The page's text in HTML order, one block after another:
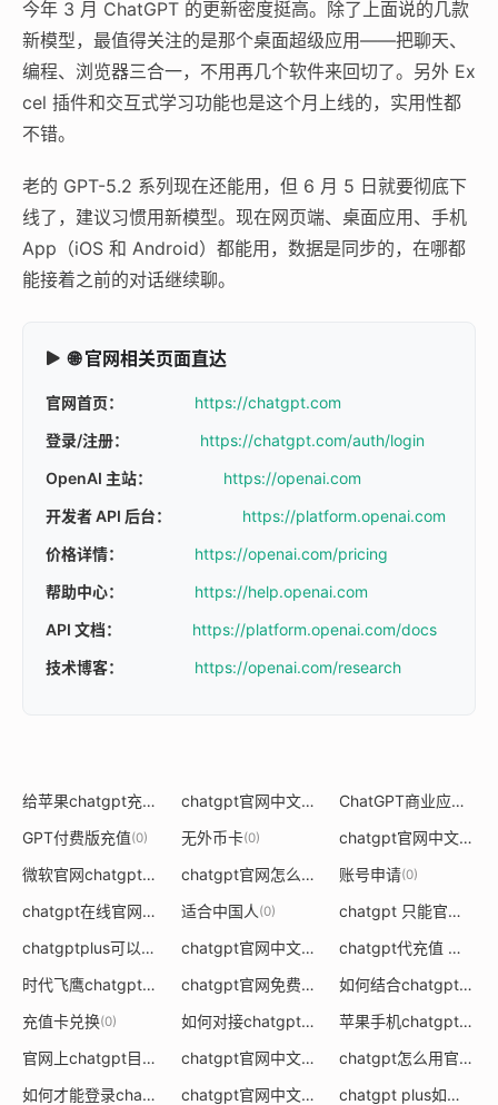
今年 3 月 ChatGPT 的更新密度挺高。除了上面说的几款
新模型，最值得关注的是那个桌面超级应用——把聊天、
编程、浏览器三合一，不用再几个软件来回切了。另外 Ex
cel 插件和交互式学习功能也是这个月上线的，实用性都
不错。
老的 GPT-5.2 系列现在还能用，但 6 月 5 日就要彻底下
线了，建议习惯用新模型。现在网页端、桌面应用、手机
App（iOS 和 Android）都能用，数据是同步的，在哪都
能接着之前的对话继续聊。
🌐 官网相关页面直达
官网首页：
https://chatgpt.com
登录/注册：
https://chatgpt.com/auth/login
OpenAI 主站：
https://openai.com
开发者 API 后台：
https://platform.openai.com
价格详情：
https://openai.com/pricing
帮助中心：
https://help.openai.com
API 文档：
https://platform.openai.com/docs
技术博客：
https://openai.com/research
给苹果chatgpt充值的方法 (0) chatgpt官网中文版免费 (0) ChatGPT商业应用
GPT付费版充值(0) 无外币卡(0)
chatgpt官网中文版论文
微软官网chatgpt
(0) chatgpt官网怎么切换中文 (0)
账号申请(0)
chatgpt在线官网
(0) 适合中国人 (0) chatgpt 只能官网用吗
chatgptplus可以用支付宝充值吗 (0) chatgpt官网中文手机版 (0)
chatgpt代充值 真的假的
时代飞鹰chatgpt官网
(-1) chatgpt官网免费进入 (0)
如何结合chatgpt写官网文案
充值卡兑换(0) 如何对接chatgpt官网 (0)
苹果手机chatgpt中文版官网
官网上chatgpt目前用的是什么模型
(0) chatgpt官网中文版如何下载 (0) chatgpt怎么用官网版
如何才能登录chatgpt官网 (0) chatgpt官网中文版pc下载 (0) chatgpt plus如何充值